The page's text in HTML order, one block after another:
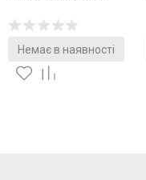
Немає в наявності